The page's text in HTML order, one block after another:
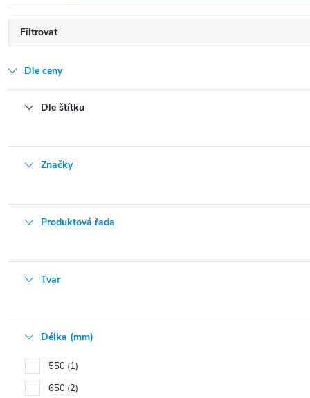
Filtrovat
Dle ceny
Dle štítku
Značky
Produktová řada
Tvar
Délka (mm)
550 1
650 2